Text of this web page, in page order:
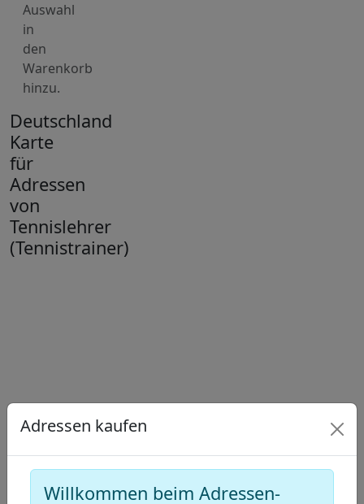
Auswahl
in
den
Warenkorb
hinzu.
Deutschland
Karte
für
Adressen
von
Tennislehrer
(Tennistrainer)
rectangle
Edit
layers
Delete
Adressen kaufen
Willkommen beim Adressen-